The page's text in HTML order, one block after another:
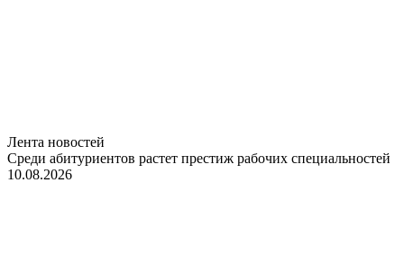
Лента новостей
Среди абитуриентов растет престиж рабочих специальностей
10.08.2026